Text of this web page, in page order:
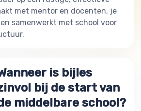
met mentor en docenten, je
samenwerkt met school voor
is bijles
bij de start van
middelbare school?